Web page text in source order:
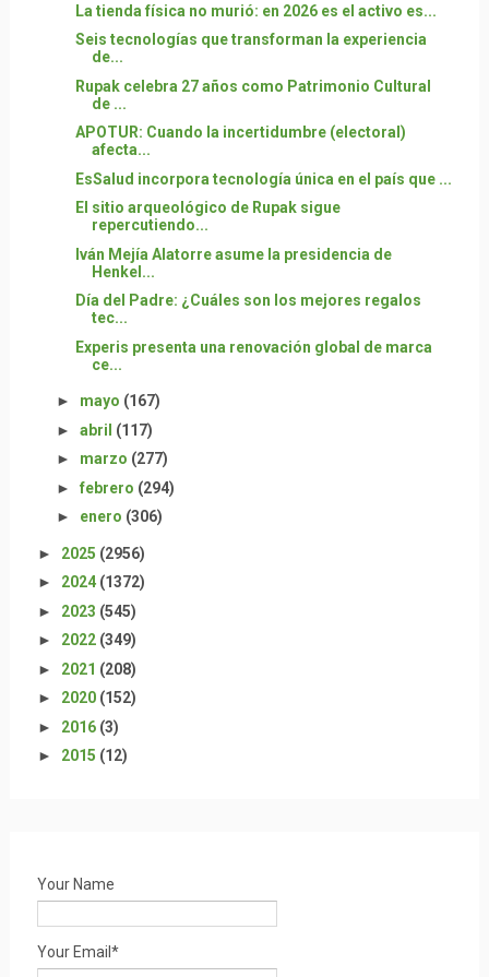
La tienda física no murió: en 2026 es el activo es...
Seis tecnologías que transforman la experiencia
de...
Rupak celebra 27 años como Patrimonio Cultural
de ...
APOTUR: Cuando la incertidumbre (electoral)
afecta...
EsSalud incorpora tecnología única en el país que ...
El sitio arqueológico de Rupak sigue
repercutiendo...
Iván Mejía Alatorre asume la presidencia de
Henkel...
Día del Padre: ¿Cuáles son los mejores regalos
tec...
Experis presenta una renovación global de marca
ce...
► mayo (167)
► abril (117)
► marzo (277)
► febrero (294)
► enero (306)
► 2025 (2956)
► 2024 (1372)
► 2023 (545)
► 2022 (349)
► 2021 (208)
► 2020 (152)
► 2016 (3)
► 2015 (12)
Your Name
Your Email*